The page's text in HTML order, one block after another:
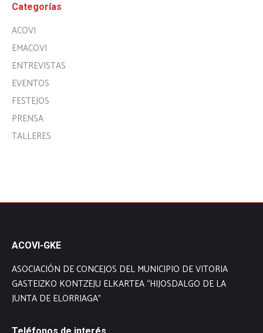
Categorías
ACOVI
EMACOVI
ENTREVISTAS
EVENTOS
FESTEJOS
PRENSA
TALLERES
ACOVI-GKE
ASOCIACIÓN DE CONCEJOS DEL MUNICIPIO DE VITORIA
GASTEIZKO KONTZEJU ELKARTEA “HIJOSDALGO DE LA
JUNTA DE ELORRIAGA”